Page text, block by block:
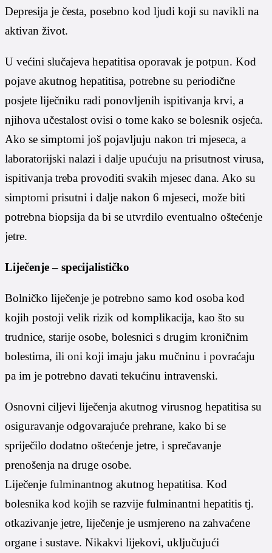
Depresija je česta, posebno kod ljudi koji su navikli na
aktivan život.
U većini slučajeva hepatitisa oporavak je potpun. Kod
pojave akutnog hepatitisa, potrebne su periodične
posjete liječniku radi ponovljenih ispitivanja krvi, a
njihova učestalost ovisi o tome kako se bolesnik osjeća.
Ako se simptomi još pojavljuju nakon tri mjeseca, a
laboratorijski nalazi i dalje upućuju na prisutnost virusa,
ispitivanja treba provoditi svakih mjesec dana. Ako su
simptomi prisutni i dalje nakon 6 mjeseci, može biti
potrebna biopsija da bi se utvrdilo eventualno oštećenje
jetre.
Liječenje – specijalističko
Bolničko liječenje je potrebno samo kod osoba kod
kojih postoji velik rizik od komplikacija, kao što su
trudnice, starije osobe, bolesnici s drugim kroničnim
bolestima, ili oni koji imaju jaku mučninu i povraćaju
pa im je potrebno davati tekućinu intravenski.
Osnovni ciljevi liječenja akutnog virusnog hepatitisa su
osiguravanje odgovarajuće prehrane, kako bi se
spriječilo dodatno oštećenje jetre, i sprečavanje
prenošenja na druge osobe.
Liječenje fulminantnog akutnog hepatitisa. Kod
bolesnika kod kojih se razvije fulminantni hepatitis tj.
otkazivanje jetre, liječenje je usmjereno na zahvaćene
organe i sustave. Nikakvi lijekovi, uključujući